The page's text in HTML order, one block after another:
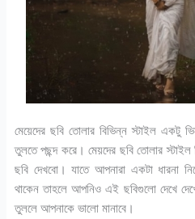
মেয়েদের ছবি তোলার বিভিন্ন স্টাইল একটু
তুলতে পছন্দ করে। মেয়দের ছবি তোলার
ছবি দেখবো। যাতে আপনারা একটা ধারনা
থাকেন তাহলে আপনিও এই ছবিগুলো দেখে
তুললে আপনাকে ভালো মানাবে।